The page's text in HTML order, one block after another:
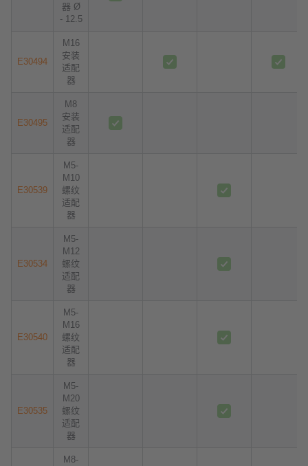
器 Ø
- 12.5
E30494
M16
安装
适配
器
E30495
M8
安装
适配
器
E30539
M5-
M10
螺纹
适配
器
E30534
M5-
M12
螺纹
适配
器
E30540
M5-
M16
螺纹
适配
器
E30535
M5-
M20
螺纹
适配
器
M8-